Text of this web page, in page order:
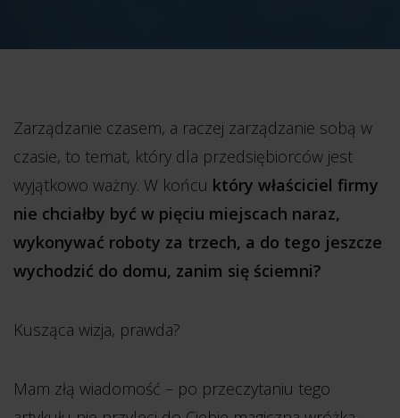
Zarządzanie czasem, a raczej zarządzanie sobą w
czasie, to temat, który dla przedsiębiorców jest
wyjątkowo ważny. W końcu który właściciel firmy
nie chciałby być w pięciu miejscach naraz,
wykonywać roboty za trzech, a do tego jeszcze
wychodzić do domu, zanim się ściemni?
Kusząca wizja, prawda?
Mam złą wiadomość – po przeczytaniu tego